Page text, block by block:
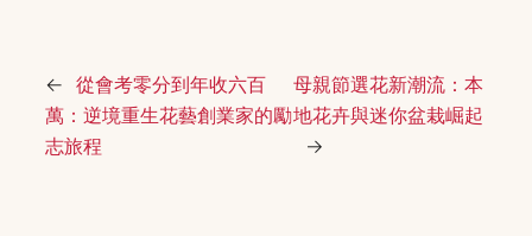
← 從會考零分到年收六百
萬：逆境重生花藝創業家的勵
志旅程
母親節選花新潮流：本
地花卉與迷你盆栽崛起
→